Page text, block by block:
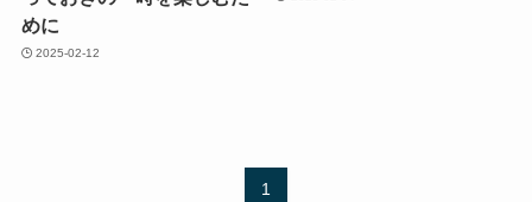
めに
2025-02-12
1